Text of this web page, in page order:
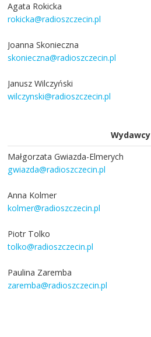
Agata Rokicka
rokicka@radioszczecin.pl
Joanna Skonieczna
skonieczna@radioszczecin.pl
Janusz Wilczyński
wilczynski@radioszczecin.pl
Wydawcy
Małgorzata Gwiazda-Elmerych
gwiazda@radioszczecin.pl
Anna Kolmer
kolmer@radioszczecin.pl
Piotr Tolko
tolko@radioszczecin.pl
Paulina Zaremba
zaremba@radioszczecin.pl